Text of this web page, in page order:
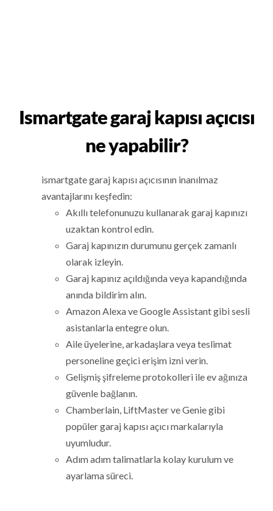
Ismartgate garaj kapısı açıcısı
ne yapabilir?
ismartgate garaj kapısı açıcısının inanılmaz
avantajlarını keşfedin:
Akıllı telefonunuzu kullanarak garaj kapınızı
uzaktan kontrol edin.
Garaj kapınızın durumunu gerçek zamanlı
olarak izleyin.
Garaj kapınız açıldığında veya kapandığında
anında bildirim alın.
Amazon Alexa ve Google Assistant gibi sesli
asistanlarla entegre olun.
Aile üyelerine, arkadaşlara veya teslimat
personeline geçici erişim izni verin.
Gelişmiş şifreleme protokolleri ile ev ağınıza
güvenle bağlanın.
Chamberlain, LiftMaster ve Genie gibi
popüler garaj kapısı açıcı markalarıyla
uyumludur.
Adım adım talimatlarla kolay kurulum ve
ayarlama süreci.